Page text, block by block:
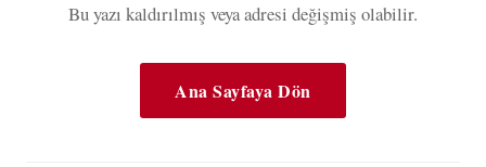
Bu yazı kaldırılmış veya adresi değişmiş olabilir.
Ana Sayfaya Dön